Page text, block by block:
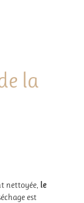
la
nettoyée, le
est